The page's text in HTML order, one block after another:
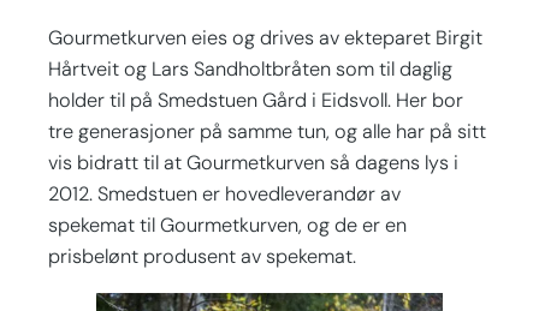
Gourmetkurven eies og drives av ekteparet Birgit
Hårtveit og Lars Sandholtbråten som til daglig
holder til på Smedstuen Gård i Eidsvoll. Her bor
tre generasjoner på samme tun, og alle har på sitt
vis bidratt til at Gourmetkurven så dagens lys i
2012. Smedstuen er hovedleverandør av
spekemat til Gourmetkurven, og de er en
prisbelønt produsent av spekemat.